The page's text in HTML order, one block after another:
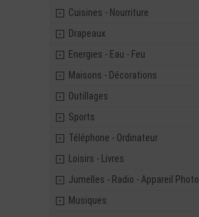
Cuisines - Nourriture
Drapeaux
Energies - Eau - Feu
Maisons - Décorations
Outillages
Sports
Téléphone - Ordinateur
Loisirs - Livres
Jumelles - Radio - Appareil Photo
Musiques